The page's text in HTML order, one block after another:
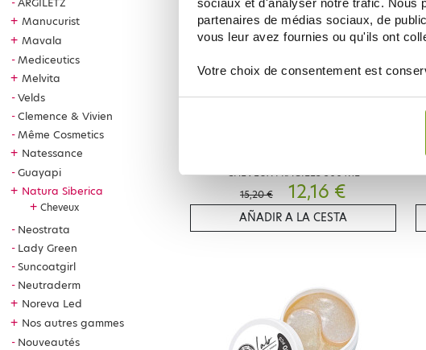
sociaux et d'analyser notre trafic. Nous
partenaires de médias sociaux, de
vous leur avez fournies ou qu'ils ont
Votre choix de consentement est
+ Manucurist
+ Mavala
Mediceutics
+ Melvita
Velds
Clemence & Vivien
Même Cosmetics
+ Natessance
Guayapi
+ Natura Siberica
+ Cheveux
Neostrata
Lady Green
Suncoatgirl
Neutraderm
+ Noreva Led
+ Nos autres gammes
Nouveautés
CHEVEUX FRAGILES 300 ML
15,20 €
12,16 €
AÑADIR A LA CESTA